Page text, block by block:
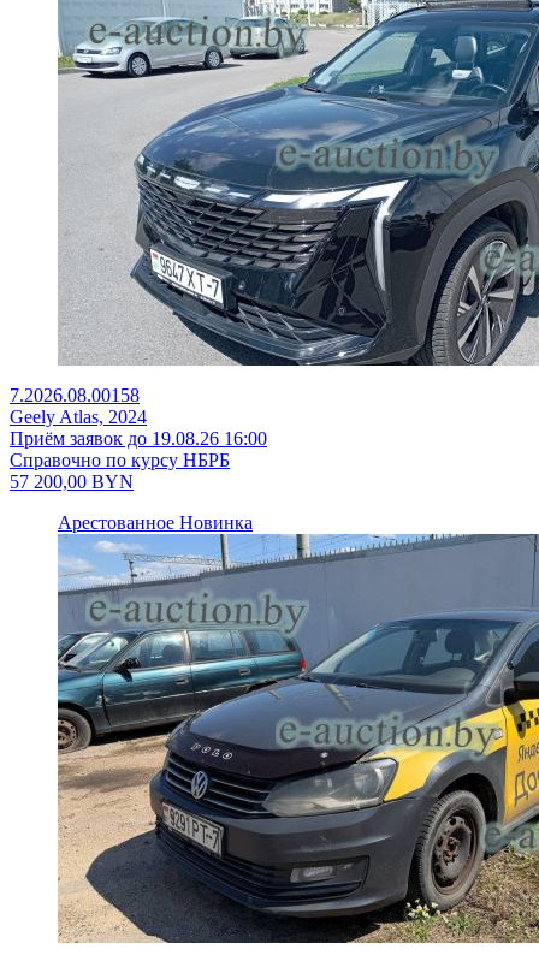
7.2026.08.00158
Geely Atlas, 2024
Приём заявок до 19.08.26 16:00
Справочно по курсу НБРБ
57 200,00 BYN
Арестованное Новинка